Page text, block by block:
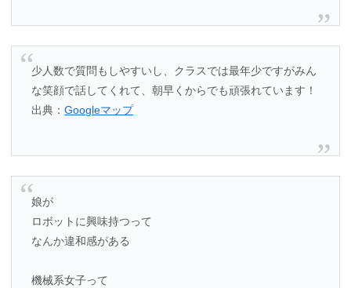
少人数で質問もしやすいし、クラスでは最年少ですがみん
な笑顔で話してくれて、朝早くからでも頑張れています！
出典：Googleマップ
娘が
ロボットに興味持つって
なんか違和感がある
機械系女子って